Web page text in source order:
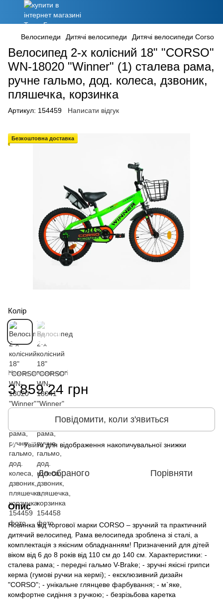
Велосипеди Дитячі велосипеди Дитячі велосипеди Corso
Велосипед 2-х колісний 18" "CORSO"
WN-18020 "Winner" (1) сталева рама,
ручне гальмо, дод. колеса, дзвоник,
пляшечка, корзинка
Артикул: 154459 Написати відгук
Безкоштовна доставка
Колір
Немає в наявності
3 859.24 грн
Повідомити, коли з'явиться
% Увійтидля відображення накопичувальної знижки
До обраного Порівняти
Опис
Новинка від торгової марки CORSO – зручний та практичний
дитячий велосипед. Рама велосипеда зроблена зі сталі, а
комплектація з якісним обладнанням! Призначений для дітей
віком від 6 до 8 років від 110 см до 140 см. Характеристики: -
сталева рама; - передні гальмо V-Brake; - зручні якісні грипси
керма (гумові ручки на кермі); - ексклюзивний дизайн
"CORSO"; - унікальне глянцеве фарбування; - м`яке,
комфортне сидіння з ручкою; - безрізьбова каретка